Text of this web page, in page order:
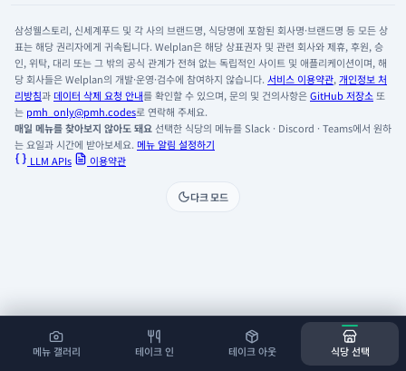
메뉴 갤러리 테이크 인 테이크 아웃 식당 선택
삼성웰스토리, 신세계푸드 및 각 사의 브랜드명, 식당명에 포함된 회사명·브랜드명 등 모든 상
표는 해당 권리자에게 귀속됩니다. Welplan은 해당 상표권자 및 관련 회사와 제휴, 후원, 승
인, 위탁, 대리 또는 그 밖의 공식 관계가 전혀 없는 독립적인 사이트 및 애플리케이션이며, 해
당 회사들은 Welplan의 개발·운영·검수에 참여하지 않습니다. 서비스 이용약관, 개인정보 처
리방침과데이터 삭제 요청 안내를 확인할 수 있으며, 문의 및 건의사항은GitHub 저장소 또
는 pmh_only@pmh.codes로 연락해 주세요.
매일 메뉴를 찾아보지 않아도 돼요선택한 식당의 메뉴를 Slack · Discord · Teams에서 원하
는 요일과 시간에 받아보세요. 메뉴 알림 설정하기
LLM APIs
이용약관
다크 모드